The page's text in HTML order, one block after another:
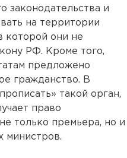
законодательства и
на территории
которой они не
РФ. Кроме того,
предложено
гражданство. В
такой орган,
право
только премьера, но и
министров.